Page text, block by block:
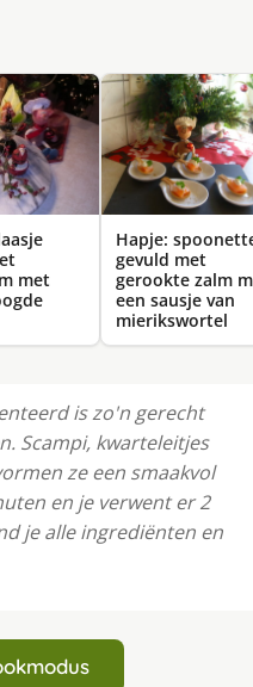
met
Hapje:
gevuld met
gerookte zalm
een sausje van
mierikswortel
is zo'n gerecht
Scampi, kwarteleitjes
ze een smaakvol
en je verwent er 2
je alle ingrediënten en